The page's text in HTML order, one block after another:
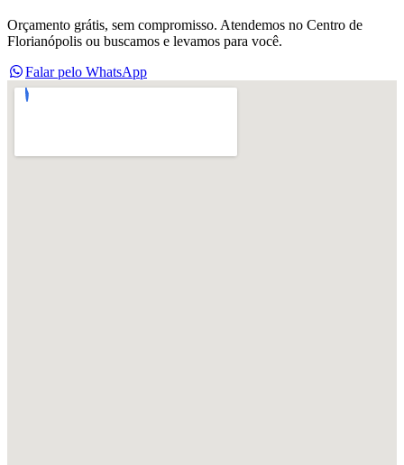
Orçamento grátis, sem compromisso. Atendemos no Centro de
Florianópolis ou buscamos e levamos para você.
Falar pelo WhatsApp